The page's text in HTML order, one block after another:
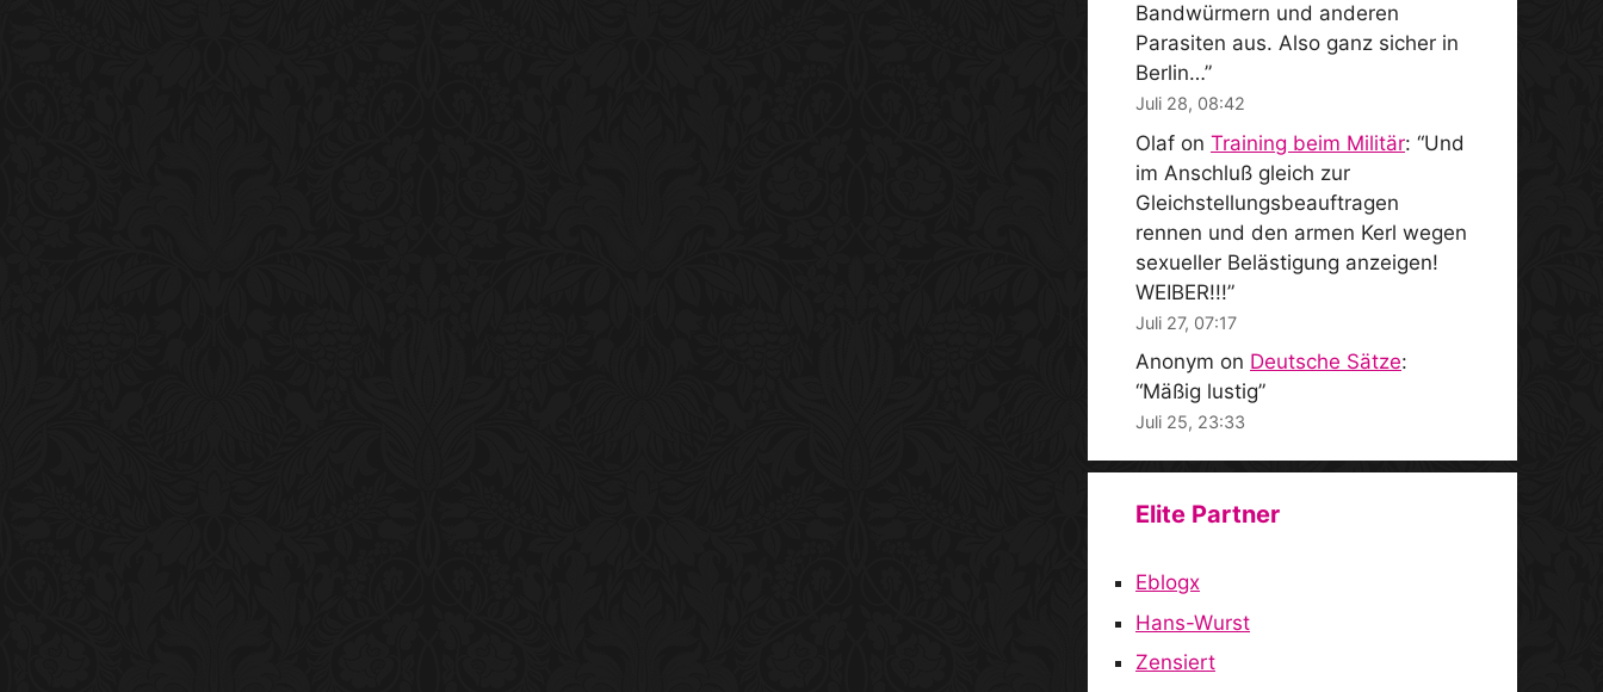
Bandwürmern und anderen
Parasiten aus. Also ganz sicher in
Berlin…”
Juli 28, 08:42
Olaf on Training beim Militär: “Und
im Anschluß gleich zur
Gleichstellungsbeauftragen
rennen und den armen Kerl wegen
sexueller Belästigung anzeigen!
WEIBER!!!”
Juli 27, 07:17
Anonym on Deutsche Sätze:
“Mäßig lustig”
Juli 25, 23:33
Elite Partner
Eblogx
Hans-Wurst
Zensiert